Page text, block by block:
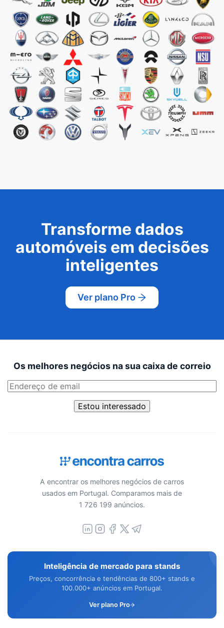
Transforme dados
automóveis em decisões
inteligentes
Ver plano Pro
Os melhores negócios na sua caixa de correio
Estou interessado
A encontrar os melhores negócios de carros
usados em Portugal. Comparamos mais de
1 726 199 anúncios.
Inteligência de mercado para stands
Preços, concorrência e tendências de 800+ stands e
100.000+ anúncios em Portugal.
Ver plano Pro